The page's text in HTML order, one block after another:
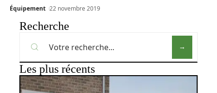
Équipement 22 novembre 2019
Recherche
Les plus récents